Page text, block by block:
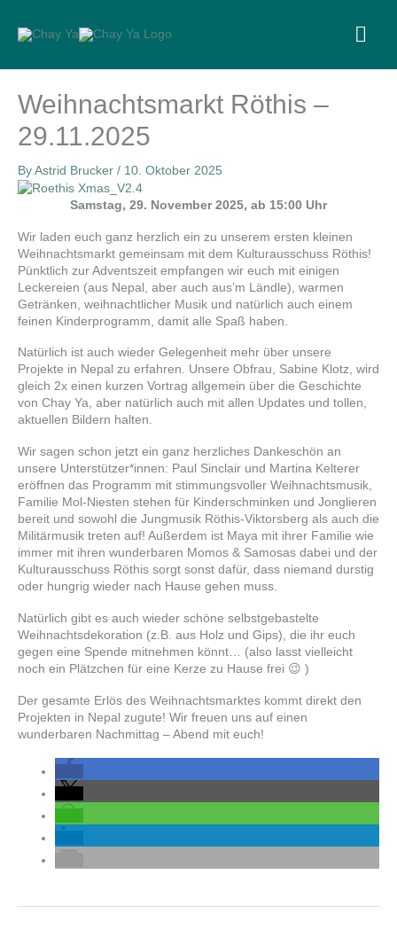
content
Weihnachtsmarkt Röthis –
29.11.2025
ByAstrid Brucker / 10. Oktober 2025
Samstag, 29. November 2025, ab 15:00 Uhr
Wir laden euch ganz herzlich ein zu unserem ersten kleinen
Weihnachtsmarkt gemeinsam mit dem Kulturausschuss Röthis!
Pünktlich zur Adventszeit empfangen wir euch mit einigen
Leckereien (aus Nepal, aber auch aus’m Ländle), warmen
Getränken, weihnachtlicher Musik und natürlich auch einem
feinen Kinderprogramm, damit alle Spaß haben.
Natürlich ist auch wieder Gelegenheit mehr über unsere
Projekte in Nepal zu erfahren. Unsere Obfrau, Sabine Klotz, wird
gleich 2x einen kurzen Vortrag allgemein über die Geschichte
von Chay Ya, aber natürlich auch mit allen Updates und tollen,
aktuellen Bildern halten.
Wir sagen schon jetzt ein ganz herzliches Dankeschön an
unsere Unterstützer*innen: Paul Sinclair und Martina Kelterer
eröffnen das Programm mit stimmungsvoller Weihnachtsmusik,
Familie Mol-Niesten stehen für Kinderschminken und Jonglieren
bereit und sowohl die Jungmusik Röthis-Viktorsberg als auch die
Militärmusik treten auf! Außerdem ist Maya mit ihrer Familie wie
immer mit ihren wunderbaren Momos & Samosas dabei und der
Kulturausschuss Röthis sorgt sonst dafür, dass niemand durstig
oder hungrig wieder nach Hause gehen muss.
Natürlich gibt es auch wieder schöne selbstgebastelte
Weihnachtsdekoration (z.B. aus Holz und Gips), die ihr euch
gegen eine Spende mitnehmen könnt… (also lasst vielleicht
noch ein Plätzchen für eine Kerze zu Hause frei 😉 )
Der gesamte Erlös des Weihnachtsmarktes kommt direkt den
Projekten in Nepal zugute! Wir freuen uns auf einen
wunderbaren Nachmittag – Abend mit euch!